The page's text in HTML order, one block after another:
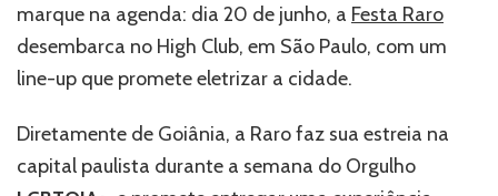
edição
Festa
Raro
Pride
com
marque na agenda: dia 20 de junho, a Festa Raro
desembarca no High Club, em São Paulo, com um
line-up que promete eletrizar a cidade.
Diretamente de Goiânia, a Raro faz sua estreia na
capital paulista durante a semana do Orgulho